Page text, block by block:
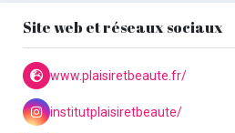
Site web et réseaux sociaux
www.plaisiretbeaute.fr/
institutplaisiretbeaute/